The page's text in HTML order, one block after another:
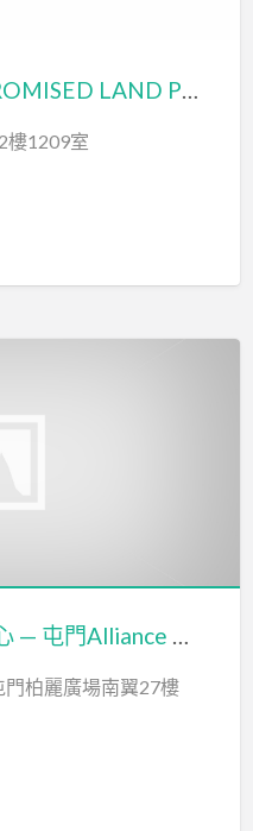
諾園成長及發展中心 PROMISED LAND PLAY & DEVELOPMENT CENTRE – ON HOPE LIMITED
樓1209室
仁滙專科及物理治療中心 — 屯門Alliance Medical Group (Tuen Mun)
柏麗廣場南翼27樓